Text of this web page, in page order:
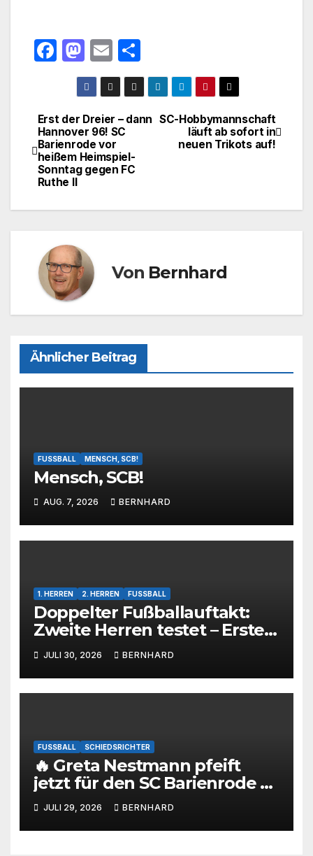
F
e
b
o
o
k
M
a
st
o
d
o
n
E
m
ail
ei
le
n
Beitragsnavigation
SC-Hobbymannschaft
läuft ab sofort in
neuen Trikots auf!
Erst der Dreier – dann
Hannover 96! SC
Barienrode vor
heißem Heimspiel-
Sonntag gegen FC
Ruthe II
Von Bernhard
Ähnlicher Beitrag
FUSSBALL MENSCH, SCB!
Mensch, SCB!
AUG. 7, 2026 BERNHARD
1. HERREN 2. HERREN FUSSBALL
Doppelter Fußballauftakt:
Zweite Herren testet – Erste
Herren startet im Kreispokal
JULI 30, 2026 BERNHARD
FUSSBALL SCHIEDSRICHTER
🔥 Greta Nestmann pfeift
jetzt für den SC Barienrode –
unsere jüngste
Schiedsrichterin hat die
Prüfung bestanden! 💙🤍⚽
JULI 29, 2026 BERNHARD